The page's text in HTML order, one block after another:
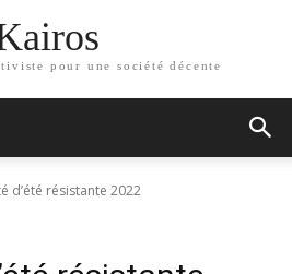
pour une société décente
d’été résistante 2022